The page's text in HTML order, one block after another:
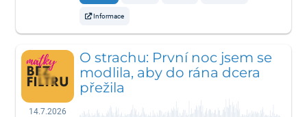
Informace
14.7.2026
O strachu: První noc jsem se
modlila, aby do rána dcera
přežila